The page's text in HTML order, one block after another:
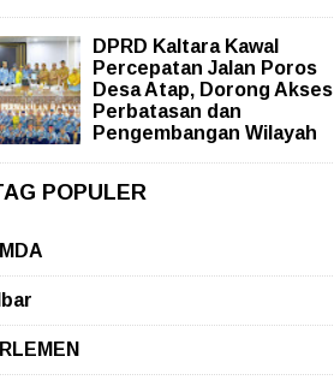
DPRD Kaltara Kawal
Percepatan Jalan Poros
Desa Atap, Dorong Akses
Perbatasan dan
Pengembangan Wilayah
POPULER